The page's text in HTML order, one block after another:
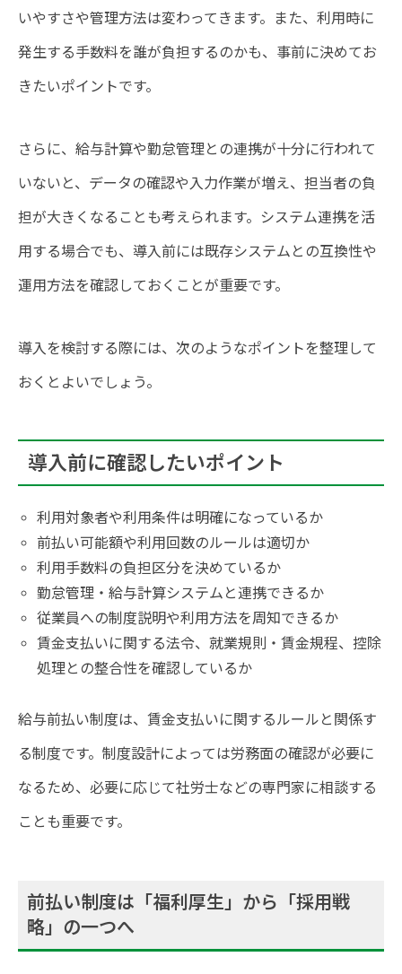
いやすさや管理方法は変わってきます。また、利用時に
発生する手数料を誰が負担するのかも、事前に決めてお
きたいポイントです。
さらに、給与計算や勤怠管理との連携が十分に行われて
いないと、データの確認や入力作業が増え、担当者の負
担が大きくなることも考えられます。システム連携を活
用する場合でも、導入前には既存システムとの互換性や
運用方法を確認しておくことが重要です。
導入を検討する際には、次のようなポイントを整理して
おくとよいでしょう。
導入前に確認したいポイント
利用対象者や利用条件は明確になっているか
前払い可能額や利用回数のルールは適切か
利用手数料の負担区分を決めているか
勤怠管理・給与計算システムと連携できるか
従業員への制度説明や利用方法を周知できるか
賃金支払いに関する法令、就業規則・賃金規程、控除
処理との整合性を確認しているか
給与前払い制度は、賃金支払いに関するルールと関係す
る制度です。制度設計によっては労務面の確認が必要に
なるため、必要に応じて社労士などの専門家に相談する
ことも重要です。
前払い制度は「福利厚生」から「採用戦
略」の一つへ